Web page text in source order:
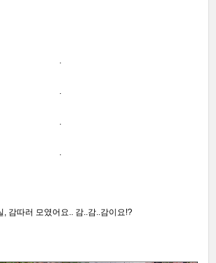
, 감따러 모였어요.. 감..감..감이요!?